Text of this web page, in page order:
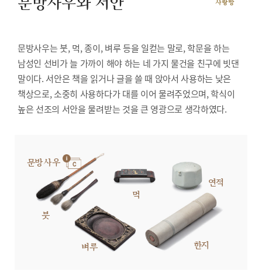
사랑방
문방사우는 붓, 먹, 종이, 벼루 등을 일컫는 말로, 학문을 하는
남성인 선비가 늘 가까이 해야 하는 네 가지 물건을 친구에 빗댄
말이다. 서안은 책을 읽거나 글을 쓸 때 앉아서 사용하는 낮은
책상으로, 소중히 사용하다가 대를 이어 물려주었으며, 학식이
높은 선조의 서안을 물려받는 것을 큰 영광으로 생각하였다.
문방사우
붓
먹
연적
벼루 한지